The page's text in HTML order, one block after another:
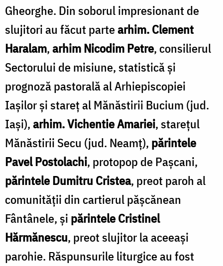
Gheorghe. Din soborul impresionant de
slujitori au făcut partearhim. Clement
Haralam,arhim Nicodim Petre, consilierul
Sectorului de misiune, statistică şi
prognoză pastorală al Arhiepiscopiei
Iaşilor şi stareţ al Mănăstirii Bucium (jud.
Iaşi),arhim. Vichentie Amariei, stareţul
Mănăstirii Secu (jud. Neamţ), părintele
Pavel Postolachi, protopop de Paşcani,
părintele Dumitru Cristea, preot paroh al
comunităţii din cartierul păşcănean
Fântânele, şi părintele Cristinel
Hărmănescu, preot slujitor la aceeaşi
parohie. Răspunsurile liturgice au fost